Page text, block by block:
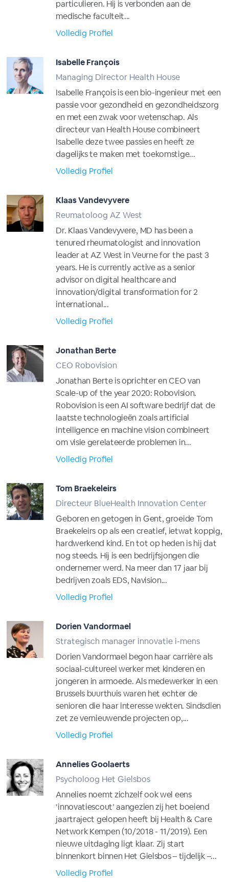
particulieren. Hij is verbonden aan de
medische faculteit...
Volledig Profiel
Isabelle François
Managing Director Health House
Isabelle François is een bio-ingenieur met een
passie voor gezondheid en gezondheidszorg
en met een zwak voor wetenschap. Als
directeur van Health House combineert
Isabelle deze twee passies en heeft ze
dagelijks te maken met toekomstige...
Volledig Profiel
Klaas Vandevyvere
Reumatoloog AZ West
Dr. Klaas Vandevyvere, MD has been a
tenured rheumatologist and innovation
leader at AZ West in Veurne for the past 3
years. He is currently active as a senior
advisor on digital healthcare and
innovation/digital transformation for 2
international...
Volledig Profiel
Jonathan Berte
CEO Robovision
Jonathan Berte is oprichter en CEO van
Scale-up of the year 2020: Robovision.
Robovision is een AI software bedrijf dat de
laatste technologieën zoals artificial
intelligence en machine vision combineert
om visie gerelateerde problemen in...
Volledig Profiel
Tom Braekeleirs
Directeur BlueHealth Innovation Center
Geboren en getogen in Gent, groeide Tom
Braekeleirs op als een creatief, ietwat koppig,
hardwerkend kind. En tot op heden is hij dat
nog steeds. Hij is een bedrijfsjongen die
ondernemer werd. Na meer dan 17 jaar bij
bedrijven zoals EDS, Navision...
Volledig Profiel
Dorien Vandormael
Strategisch manager innovatie i-mens
Dorien Vandormael begon haar carrière als
sociaal-cultureel werker met kinderen en
jongeren in armoede. Als medewerker in een
Brussels buurthuis waren het echter de
senioren die haar interesse wekten. Sindsdien
zet ze vernieuwende projecten op,...
Volledig Profiel
Annelies Goolaerts
Psycholoog Het Gielsbos
Annelies noemt zichzelf ook wel eens
‘innovatiescout’ aangezien zij het boeiend
jaartraject gelopen heeft bij Health & Care
Network Kempen (10/2018 - 11/2019). Een
nieuwe uitdaging ligt klaar. Zij start
binnenkort binnen Het Gielsbos – tijdelijk –...
Volledig Profiel